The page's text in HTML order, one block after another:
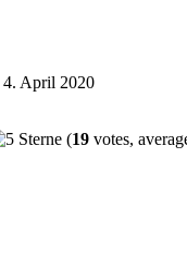
4. April 2020
(19votes,